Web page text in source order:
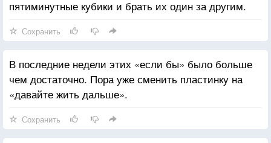
пятиминутные кубики и брать их один за другим.
Сохранить
В последние недели этих «если бы» было больше
чем достаточно. Пора уже сменить пластинку на
«давайте жить дальше».
Сохранить